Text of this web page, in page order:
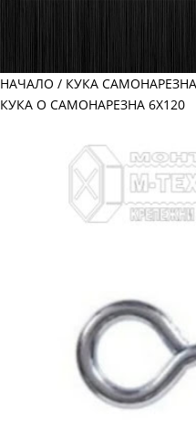
НАЧАЛО / КУКА
КУКА O САМОНАРЕЗНА 6Х120